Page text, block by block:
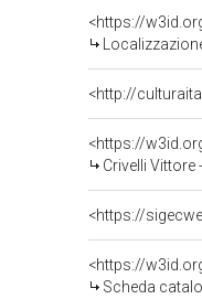
<https://
<http://
<https://
Crivelli
<https://
<https://
Scheda